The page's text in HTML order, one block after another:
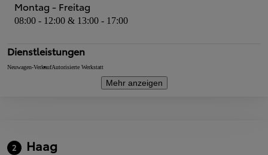
Montag - Freitag
08:00 - 12:00 & 13:00 - 17:00
Dienstleistungen
Neuwagen-VerkaufAutorisierte Werkstatt
Mehr anzeigen
2 Haag